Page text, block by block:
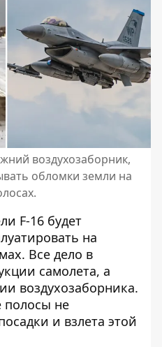
воздухозаборник,
обломки земли на
F-16 будет
на
Все дело в
самолета, а
воздухозаборника.
полосы не
и взлета этой